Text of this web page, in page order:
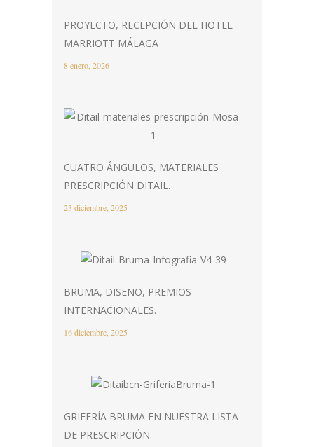
PROYECTO, RECEPCIÓN DEL HOTEL
MARRIOTT MÁLAGA
8 enero, 2026
CUATRO ÁNGULOS, MATERIALES
PRESCRIPCIÓN DITAIL.
23 diciembre, 2025
BRUMA, DISEÑO, PREMIOS
INTERNACIONALES.
16 diciembre, 2025
GRIFERÍA BRUMA EN NUESTRA LISTA
DE PRESCRIPCIÓN.